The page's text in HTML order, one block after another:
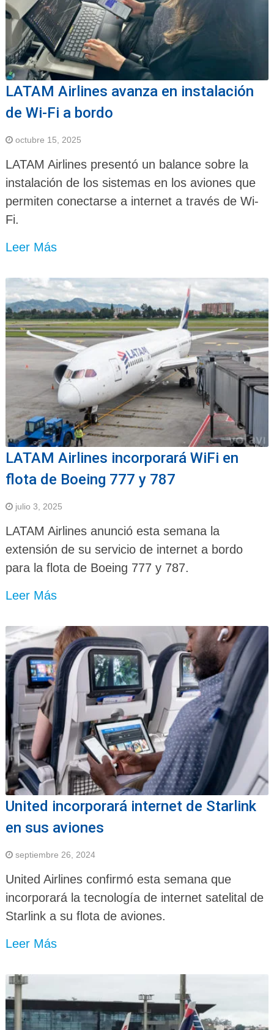
LATAM Airlines avanza en instalación
de Wi-Fi a bordo
octubre 15, 2025
LATAM Airlines presentó un balance sobre la
instalación de los sistemas en los aviones que
permiten conectarse a internet a través de Wi-
Fi.
Leer Más
LATAM Airlines incorporará WiFi en
flota de Boeing 777 y 787
julio 3, 2025
LATAM Airlines anunció esta semana la
extensión de su servicio de internet a bordo
para la flota de Boeing 777 y 787.
Leer Más
United incorporará internet de Starlink
en sus aviones
septiembre 26, 2024
United Airlines confirmó esta semana que
incorporará la tecnología de internet satelital de
Starlink a su flota de aviones.
Leer Más